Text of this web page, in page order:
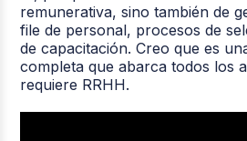
remunerativa, sino también de
file de personal, procesos de
de capacitación. Creo que es
completa que abarca todos los
requiere RRHH.